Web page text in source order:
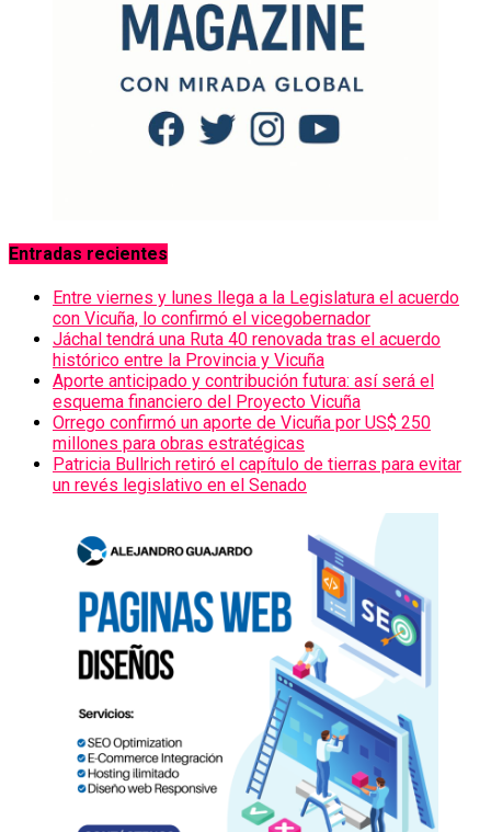
Entradas recientes
Entre viernes y lunes llega a la Legislatura el acuerdo
con Vicuña, lo confirmó el vicegobernador
Jáchal tendrá una Ruta 40 renovada tras el acuerdo
histórico entre la Provincia y Vicuña
Aporte anticipado y contribución futura: así será el
esquema financiero del Proyecto Vicuña
Orrego confirmó un aporte de Vicuña por US$ 250
millones para obras estratégicas
Patricia Bullrich retiró el capítulo de tierras para evitar
un revés legislativo en el Senado